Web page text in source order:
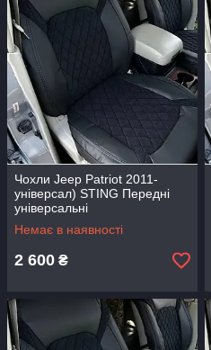
Чохли Jeep Patriot 2011-
універсал) STING Передні
універсальні
Немає в наявності
2 600 ₴